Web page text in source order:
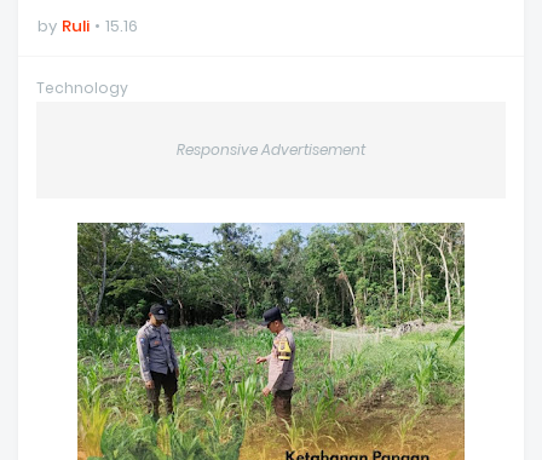
by Ruli 15.16
Technology
Responsive Advertisement